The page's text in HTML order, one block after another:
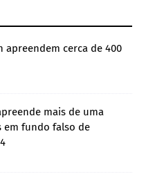
apreendem cerca de 400
mais de uma
em fundo falso de